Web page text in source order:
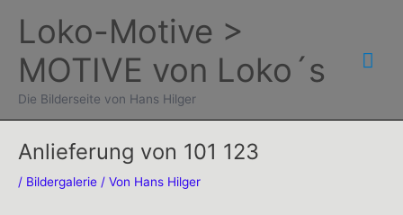
springen
Loko-Motive >
MOTIVE von Loko´s
Die Bilderseite von Hans Hilger
Anlieferung von 101 123
/ Bildergalerie / Von Hans Hilger